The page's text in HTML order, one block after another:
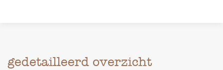
gedetailleerd overzicht